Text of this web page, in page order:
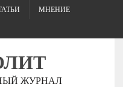
МНЕНИЕ
ЖУРНАЛ